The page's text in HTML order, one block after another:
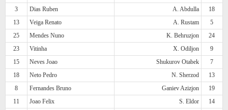
3
Dias Ruben A. Abdulla
18
13
Veiga Renato A. Rustam
5
25
Mendes Nuno K. Behruzjon
24
23
Vitinha X. Odiljon
9
15
Neves Joao Shukurov Otabek
7
18
Neto Pedro N. Sherzod
13
8
Fernandes Bruno Ganiev Azizjon
19
11
Joao Felix S. Eldor
14